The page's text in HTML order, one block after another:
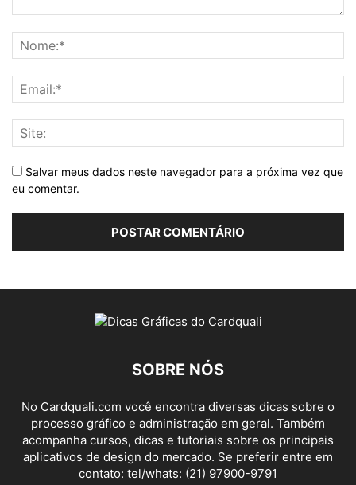
Salvar meus dados neste navegador para a próxima vez que
eu comentar.
SOBRE NÓS
No Cardquali.com você encontra diversas dicas sobre o
processo gráfico e administração em geral. Também
acompanha cursos, dicas e tutoriais sobre os principais
aplicativos de design do mercado. Se preferir entre em
contato: tel/whats: (21) 97900-9791